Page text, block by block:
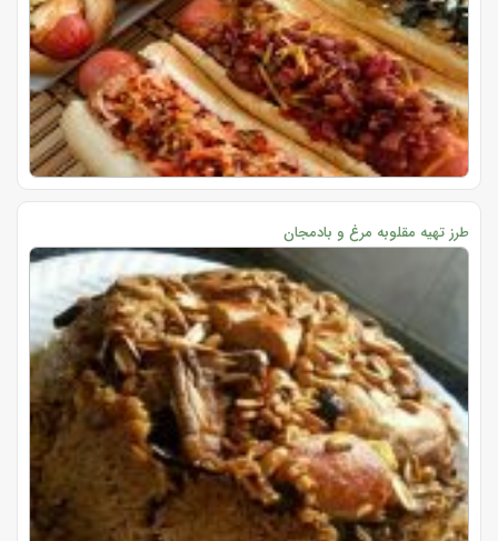
طرز تهیه مقلوبه مرغ و بادمجان